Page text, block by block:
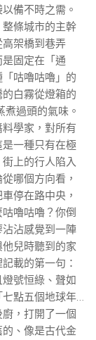
備不時之需。
條城市的主幹
架橋到巷弄
固定在「通
咕嚕咕嚕」的
白霧從燈箱的
過頭的氣味。
料學家，對所有
一種只有在極
上的行人陷入
哪個方向看，
停在路中央，
嚕咕嚕？你倒
沾感覺到一陣
兒時聽到的家
載的第一句：
燈號恒綠、聲如
點五個地球年…
，打開了一個
、像是古代金